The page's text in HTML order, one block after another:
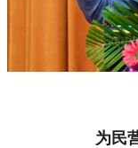
为民